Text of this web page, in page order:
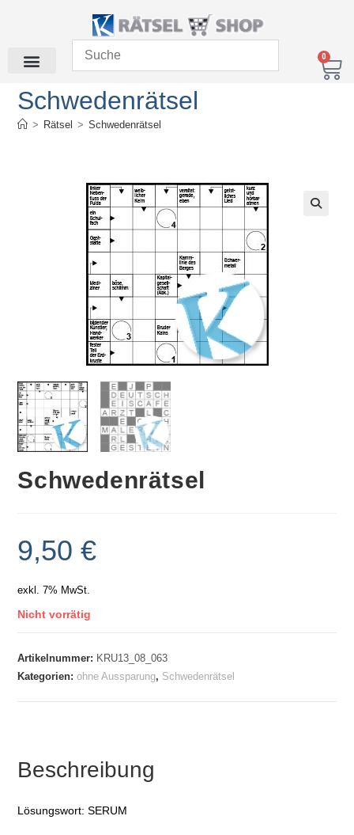
0
Schwedenrätsel
> Rätsel > Schwedenrätsel
Schwedenrätsel
9,50€
exkl. 7% MwSt.
Nicht vorrätig
Artikelnummer: KRU13_08_063
Kategorien:ohne Aussparung, Schwedenrätsel
Beschreibung
Lösungswort: SERUM